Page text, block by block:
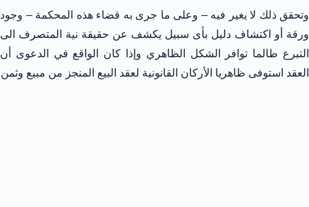
وتحقق ذلك لا يغير فيه – وعلى ما جرى به قضاء هذه المحكمة – وجود
ورقة أو اكتشاف دليل بأى سبيل يكشف عن حقيقة نية المتصرف الى
التبرع طالما توافر الشكل الظاهري وإذا كان الواقع في الدعوى أن
العقد استوفى ظاهريا الأركان القانونية لعقد البيع المنجز من مبيع وثمن